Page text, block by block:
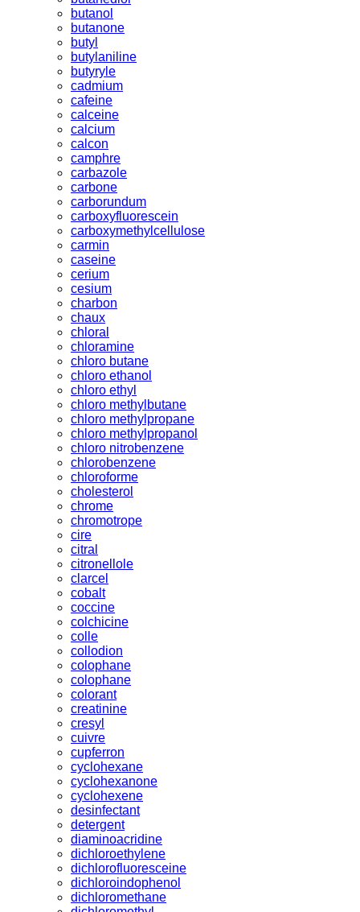
butanol
butanone
butyl
butylaniline
butyryle
cadmium
cafeine
calceine
calcium
calcon
camphre
carbazole
carbone
carborundum
carboxyfluorescein
carboxymethylcellulose
carmin
caseine
cerium
cesium
charbon
chaux
chloral
chloramine
chloro butane
chloro ethanol
chloro ethyl
chloro methylbutane
chloro methylpropane
chloro methylpropanol
chloro nitrobenzene
chlorobenzene
chloroforme
cholesterol
chrome
chromotrope
cire
citral
citronellole
clarcel
cobalt
coccine
colchicine
colle
collodion
colophane
colophane
colorant
creatinine
cresyl
cuivre
cupferron
cyclohexane
cyclohexanone
cyclohexene
desinfectant
detergent
diaminoacridine
dichloroethylene
dichlorofluoresceine
dichloroindophenol
dichloromethane